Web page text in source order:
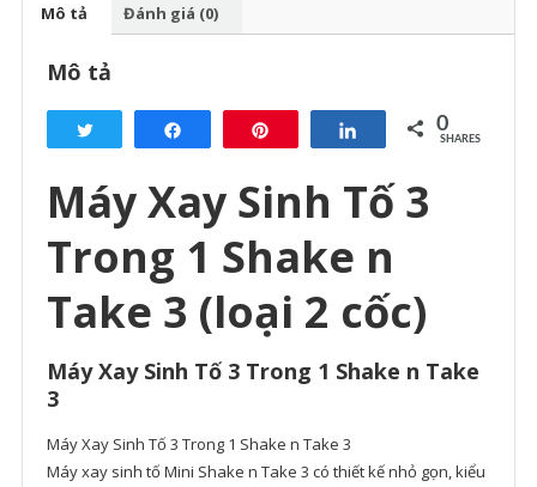
Take
lượng
Mô tả Đánh giá (0)
Mô tả
Share 0
SHARES
Máy Xay Sinh Tố 3
Trong 1 Shake n
Take 3 (loại 2 cốc)
Máy Xay Sinh Tố 3 Trong 1 Shake n Take
3
Máy Xay Sinh Tố 3 Trong 1 Shake n Take 3
Máy xay sinh tố Mini Shake n Take 3 có thiết kế nhỏ gọn, kiểu